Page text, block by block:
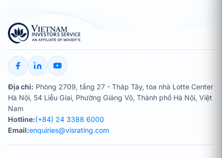
Địa chỉ: Phòng 2709, tầng 27 - Tháp Tây, tòa nhà Lotte Center
Hà Nội, 54 Liễu Giai, Phường Giảng Võ, Thành phố Hà Nội, Việt
Nam
Hotline:(+84) 24 3388 6000
Email:enquiries@visrating.com